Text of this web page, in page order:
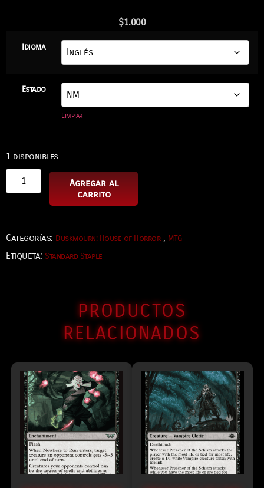
$1.000
Idioma
Estado
Limpiar
1 disponibles
Agregar al
carrito
Categorías: Duskmourn: House of Horror , MTG
Etiqueta: Standard Staple
PRODUCTOS
RELACIONADOS